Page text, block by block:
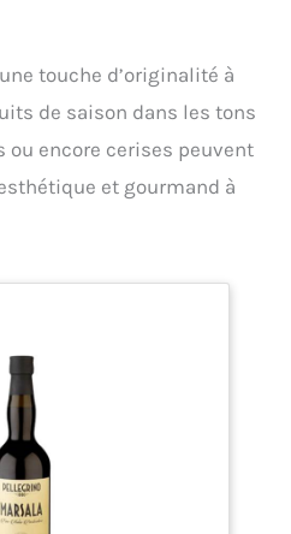
de long et la longueur
pouvez les couper en
selon vos besoins, et leur
d'utilisations: décoration de
à la maison, vêtements de
vacances, mise en table,
cadeau, artisanat. Cette
de mariage, aux soirées à
touche d’originalité à
de saison dans les tons
ou encore cerises peuvent
et gourmand à